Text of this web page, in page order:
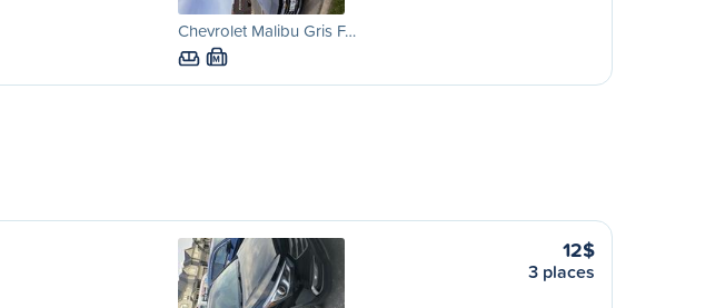
Chevrolet Malibu Gris F…
M
12$
3 places